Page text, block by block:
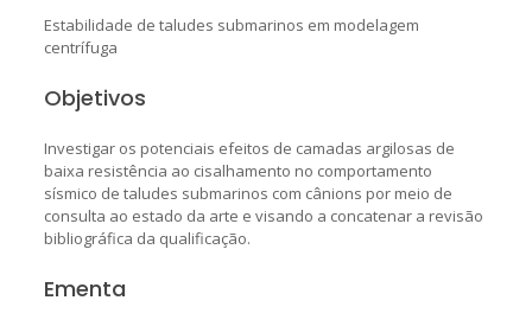
Estabilidade de taludes submarinos em modelagem
centrífuga
Objetivos
Investigar os potenciais efeitos de camadas argilosas de
baixa resistência ao cisalhamento no comportamento
sísmico de taludes submarinos com cânions por meio de
consulta ao estado da arte e visando a concatenar a revisão
bibliográfica da qualificação.
Ementa